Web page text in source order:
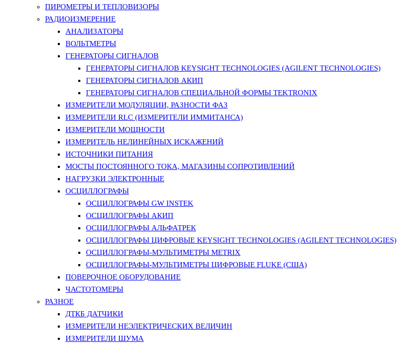
ПИРОМЕТРЫ И ТЕПЛОВИЗОРЫ
РАДИОИЗМЕРЕНИЕ
АНАЛИЗАТОРЫ
ВОЛЬТМЕТРЫ
ГЕНЕРАТОРЫ СИГНАЛОВ
ГЕНЕРАТОРЫ СИГНАЛОВ KEYSIGHT TECHNOLOGIES (AGILENT TECHNOLOGIES)
ГЕНЕРАТОРЫ СИГНАЛОВ АКИП
ГЕНЕРАТОРЫ СИГНАЛОВ СПЕЦИАЛЬНОЙ ФОРМЫ TEKTRONIX
ИЗМЕРИТЕЛИ МОДУЛЯЦИИ, РАЗНОСТИ ФАЗ
ИЗМЕРИТЕЛИ RLC (ИЗМЕРИТЕЛИ ИММИТАНСА)
ИЗМЕРИТЕЛИ МОЩНОСТИ
ИЗМЕРИТЕЛЬ НЕЛИНЕЙНЫХ ИСКАЖЕНИЙ
ИСТОЧНИКИ ПИТАНИЯ
МОСТЫ ПОСТОЯННОГО ТОКА, МАГАЗИНЫ СОПРОТИВЛЕНИЙ
НАГРУЗКИ ЭЛЕКТРОННЫЕ
ОСЦИЛЛОГРАФЫ
ОСЦИЛЛОГРАФЫ GW INSTEK
ОСЦИЛЛОГРАФЫ АКИП
ОСЦИЛЛОГРАФЫ АЛЬФАТРЕК
ОСЦИЛЛОГРАФЫ ЦИФРОВЫЕ KEYSIGHT TECHNOLOGIES (AGILENT TECHNOLOGIES)
ОСЦИЛЛОГРАФЫ-МУЛЬТИМЕТРЫ METRIX
ОСЦИЛЛОГРАФЫ-МУЛЬТИМЕТРЫ ЦИФРОВЫЕ FLUKE (США)
ПОВЕРОЧНОЕ ОБОРУДОВАНИЕ
ЧАСТОТОМЕРЫ
РАЗНОЕ
ДТКБ ДАТЧИКИ
ИЗМЕРИТЕЛИ НЕЭЛЕКТРИЧЕСКИХ ВЕЛИЧИН
ИЗМЕРИТЕЛИ ШУМА